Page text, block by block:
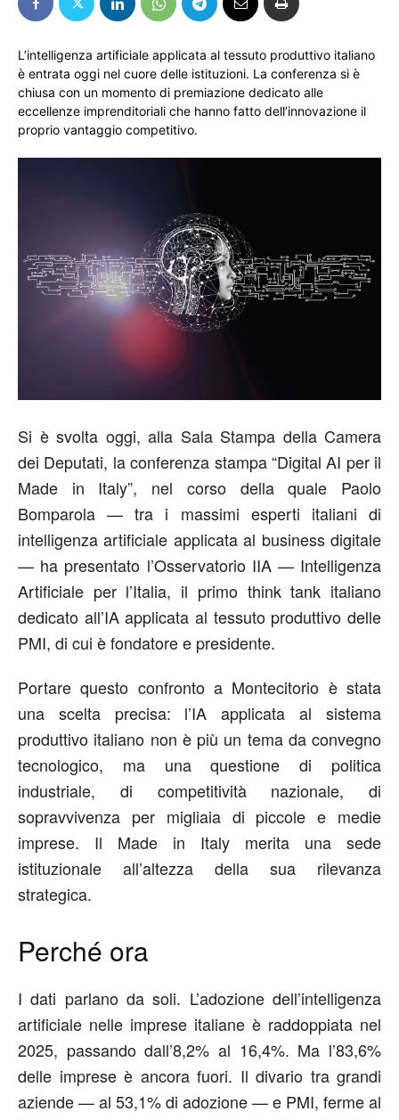
L’intelligenza artificiale applicata al tessuto produttivo italiano
è entrata oggi nel cuore delle istituzioni. La conferenza si è
chiusa con un momento di premiazione dedicato alle
eccellenze imprenditoriali che hanno fatto dell’innovazione il
proprio vantaggio competitivo.
Si è svolta oggi, alla Sala Stampa della Camera
dei Deputati, la conferenza stampa “Digital AI per il
Made in Italy”, nel corso della quale Paolo
Bomparola — tra i massimi esperti italiani di
intelligenza artificiale applicata al business digitale
— ha presentato l’Osservatorio IIA — Intelligenza
Artificiale per l’Italia, il primo think tank italiano
dedicato all’IA applicata al tessuto produttivo delle
PMI, di cui è fondatore e presidente.
Portare questo confronto a Montecitorio è stata
una scelta precisa: l’IA applicata al sistema
produttivo italiano non è più un tema da convegno
tecnologico, ma una questione di politica
industriale, di competitività nazionale, di
sopravvivenza per migliaia di piccole e medie
imprese. Il Made in Italy merita una sede
istituzionale all’altezza della sua rilevanza
strategica.
Perché ora
I dati parlano da soli. L’adozione dell’intelligenza
artificiale nelle imprese italiane è raddoppiata nel
2025, passando dall’8,2% al 16,4%. Ma l’83,6%
delle imprese è ancora fuori. Il divario tra grandi
aziende — al 53,1% di adozione — e PMI, ferme al